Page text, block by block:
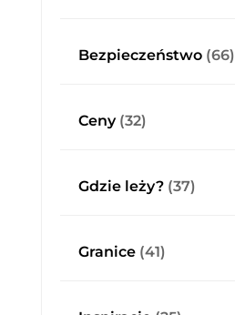
Bezpieczeństwo(66)
Ceny(32)
Gdzie leży?(37)
Granice(41)